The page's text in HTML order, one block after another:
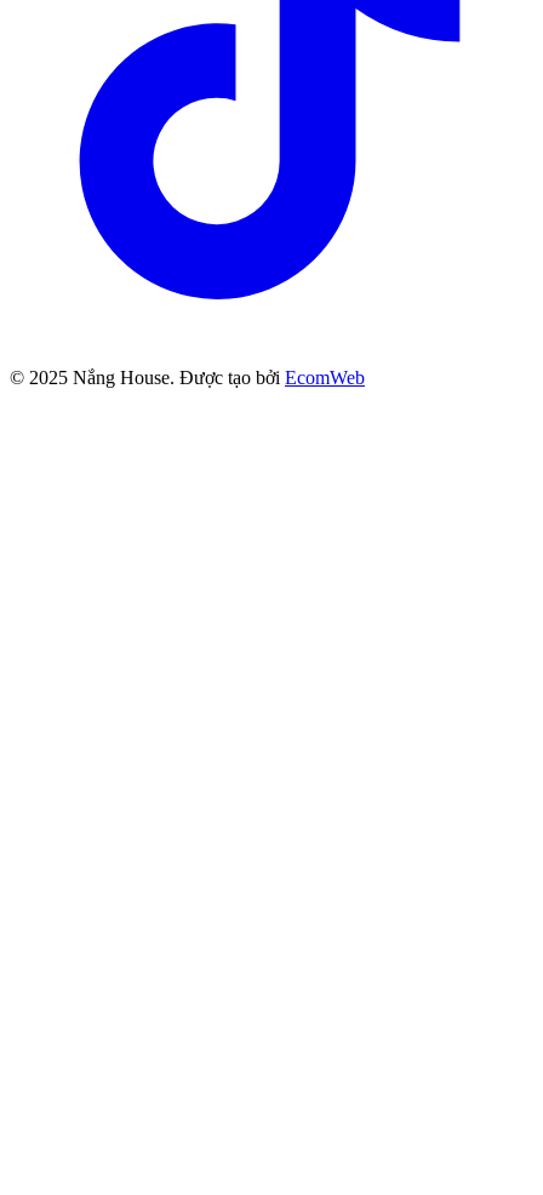
© 2025 Nắng House. Được tạo bởi EcomWeb